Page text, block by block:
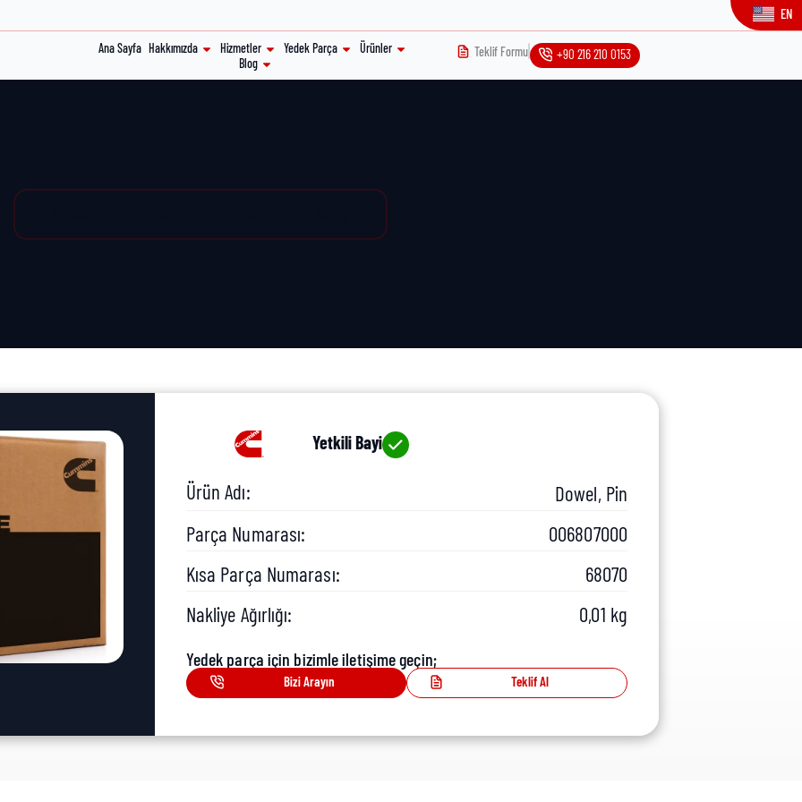
EN
Ana Sayfa Hakkımızda Hizmetler Yedek Parça
Ürünler
Blog
Teklif Formu +90 216 210 0153
Yetkili Bayi
Ürün Adı:
Dowel, Pin
Parça Numarası:
006807000
Kısa Parça Numarası:
68070
Nakliye Ağırlığı:
0,01 kg
Yedek parça için bizimle iletişime geçin;
Bizi Arayın Teklif Al